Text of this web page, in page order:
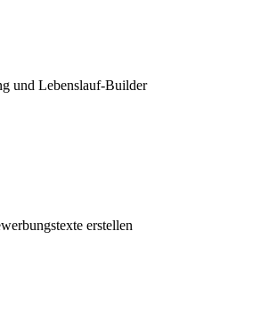
und Lebenslauf-Builder
erstellen